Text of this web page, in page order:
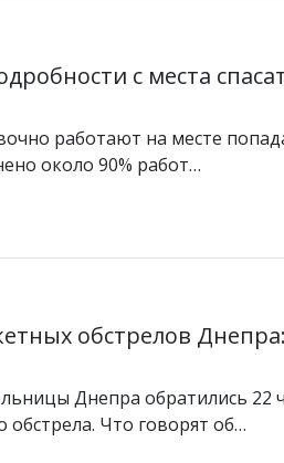
с места
работают на месте
около 90% работ…
обстрелов
Днепра обратились 22
Что говорят об…